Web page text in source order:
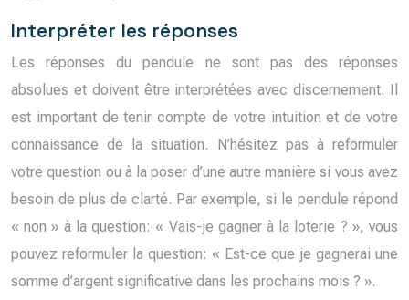
Interpréter les réponses
Les réponses du pendule ne sont pas des réponses
absolues et doivent être interprétées avec discernement. Il
est important de tenir compte de votre intuition et de votre
connaissance de la situation. N’hésitez pas à reformuler
votre question ou à la poser d’une autre manière si vous avez
besoin de plus de clarté. Par exemple, si le pendule répond
« non » à la question: « Vais-je gagner à la loterie ? », vous
pouvez reformuler la question: « Est-ce que je gagnerai une
somme d’argent significative dans les prochains mois ? ».